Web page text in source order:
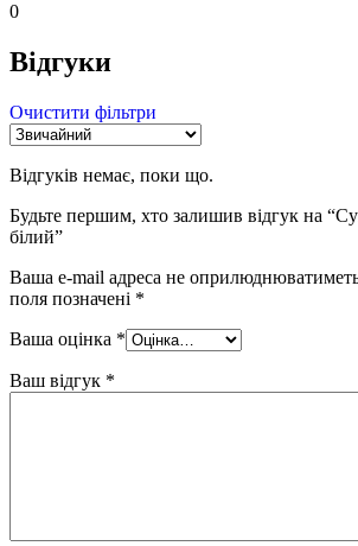
0
Відгуки
Очистити фільтри
Відгуків немає, поки що.
Будьте першим, хто залишив відгук на
білий”
Ваша e-mail адреса не
поля позначені *
Ваша оцінка *
Ваш відгук *